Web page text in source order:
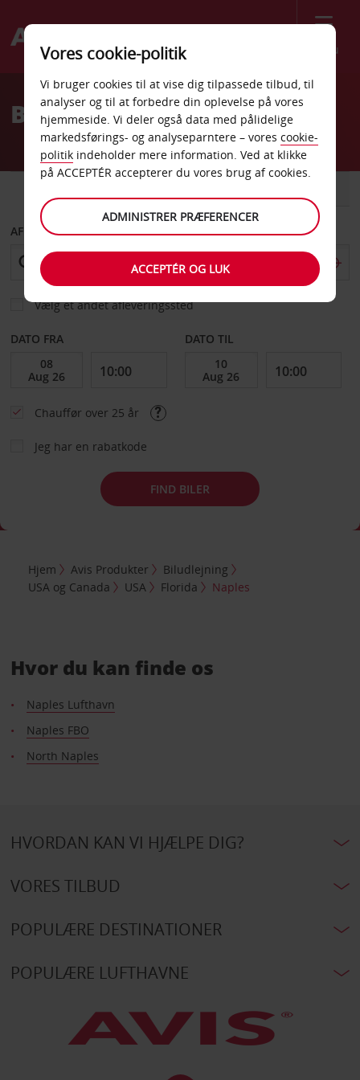
Menu
Welcome
AvisBilleje Naples
AFHENT FRA
Vælg et andet afleveringssted
DATO FRA DATO TIL
Chauffør over 25 år
Jeg har en rabatkode
FIND BILER
Hjem Avis Produkter
Biludlejning
USA og Canada
USA Florida Naples
Hvor du kan finde os
Naples Lufthavn
Naples FBO
North Naples
HVORDAN KAN VI HJÆLPE DIG?
VORES TILBUD
POPULÆRE DESTINATIONER
POPULÆRE LUFTHAVNE
Vores cookie-politik
Vi bruger cookies til at vise dig tilpassede tilbud, til
analyser og til at forbedre din oplevelse på vores
hjemmeside. Vi deler også data med pålidelige
markedsførings- og analyseparntere – vores cookie-
politik indeholder mere information. Ved at klikke
på ACCEPTÉR accepterer du vores brug af cookies.
ADMINISTRER PRÆFERENCER
ACCEPTÉR OG LUK